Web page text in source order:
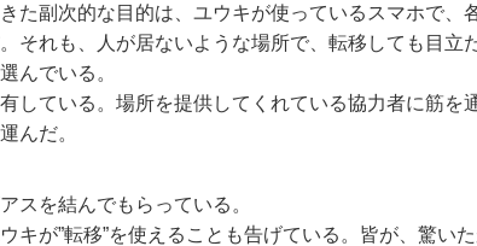
た副次的な目的は、ユウキが使っているスマホで、
それも、人が居ないような場所で、転移しても目立
んでいる。
している。場所を提供してくれている協力者に筋を
んだ。
スを結んでもらっている。
キが”転移”を使えることも告げている。皆が、驚い